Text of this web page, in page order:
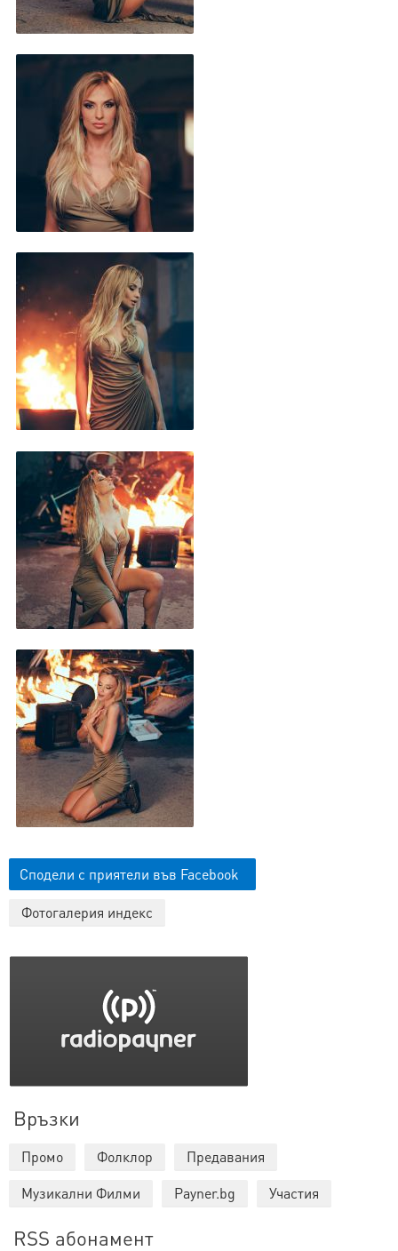
Сподели с приятели във Facebook
Фотогалерия индекс
Връзки
Промо Фолклор
Предавания
Музикални Филми
Payner.bg Участия
RSS абонамент